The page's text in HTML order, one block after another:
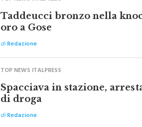
Taddeucci bronzo nella
oro a Gose
Spacciava in stazione,
di droga